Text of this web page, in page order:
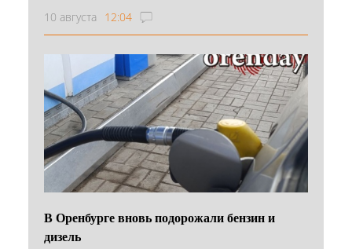
10 августа 12:04
В Оренбурге вновь подорожали бензин и
дизель